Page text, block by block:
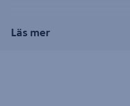
Läs mer